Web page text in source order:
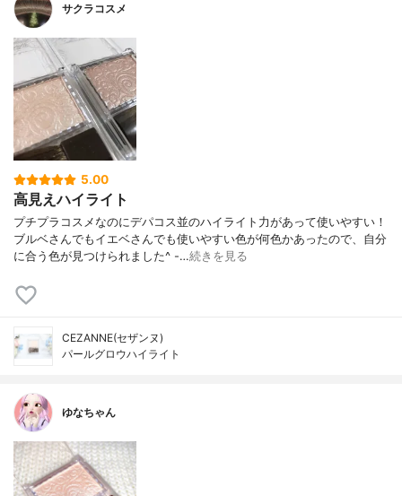
サクラコスメ
5.00
高見えハイライト
プチプラコスメなのにデパコス並のハイライト力があって使いやすい！
ブルベさんでもイエベさんでも使いやすい色が何色かあったので、自分
に合う色が見つけられました^ -…続きを見る
CEZANNE(セザンヌ)
パールグロウハイライト
ゆなちゃん